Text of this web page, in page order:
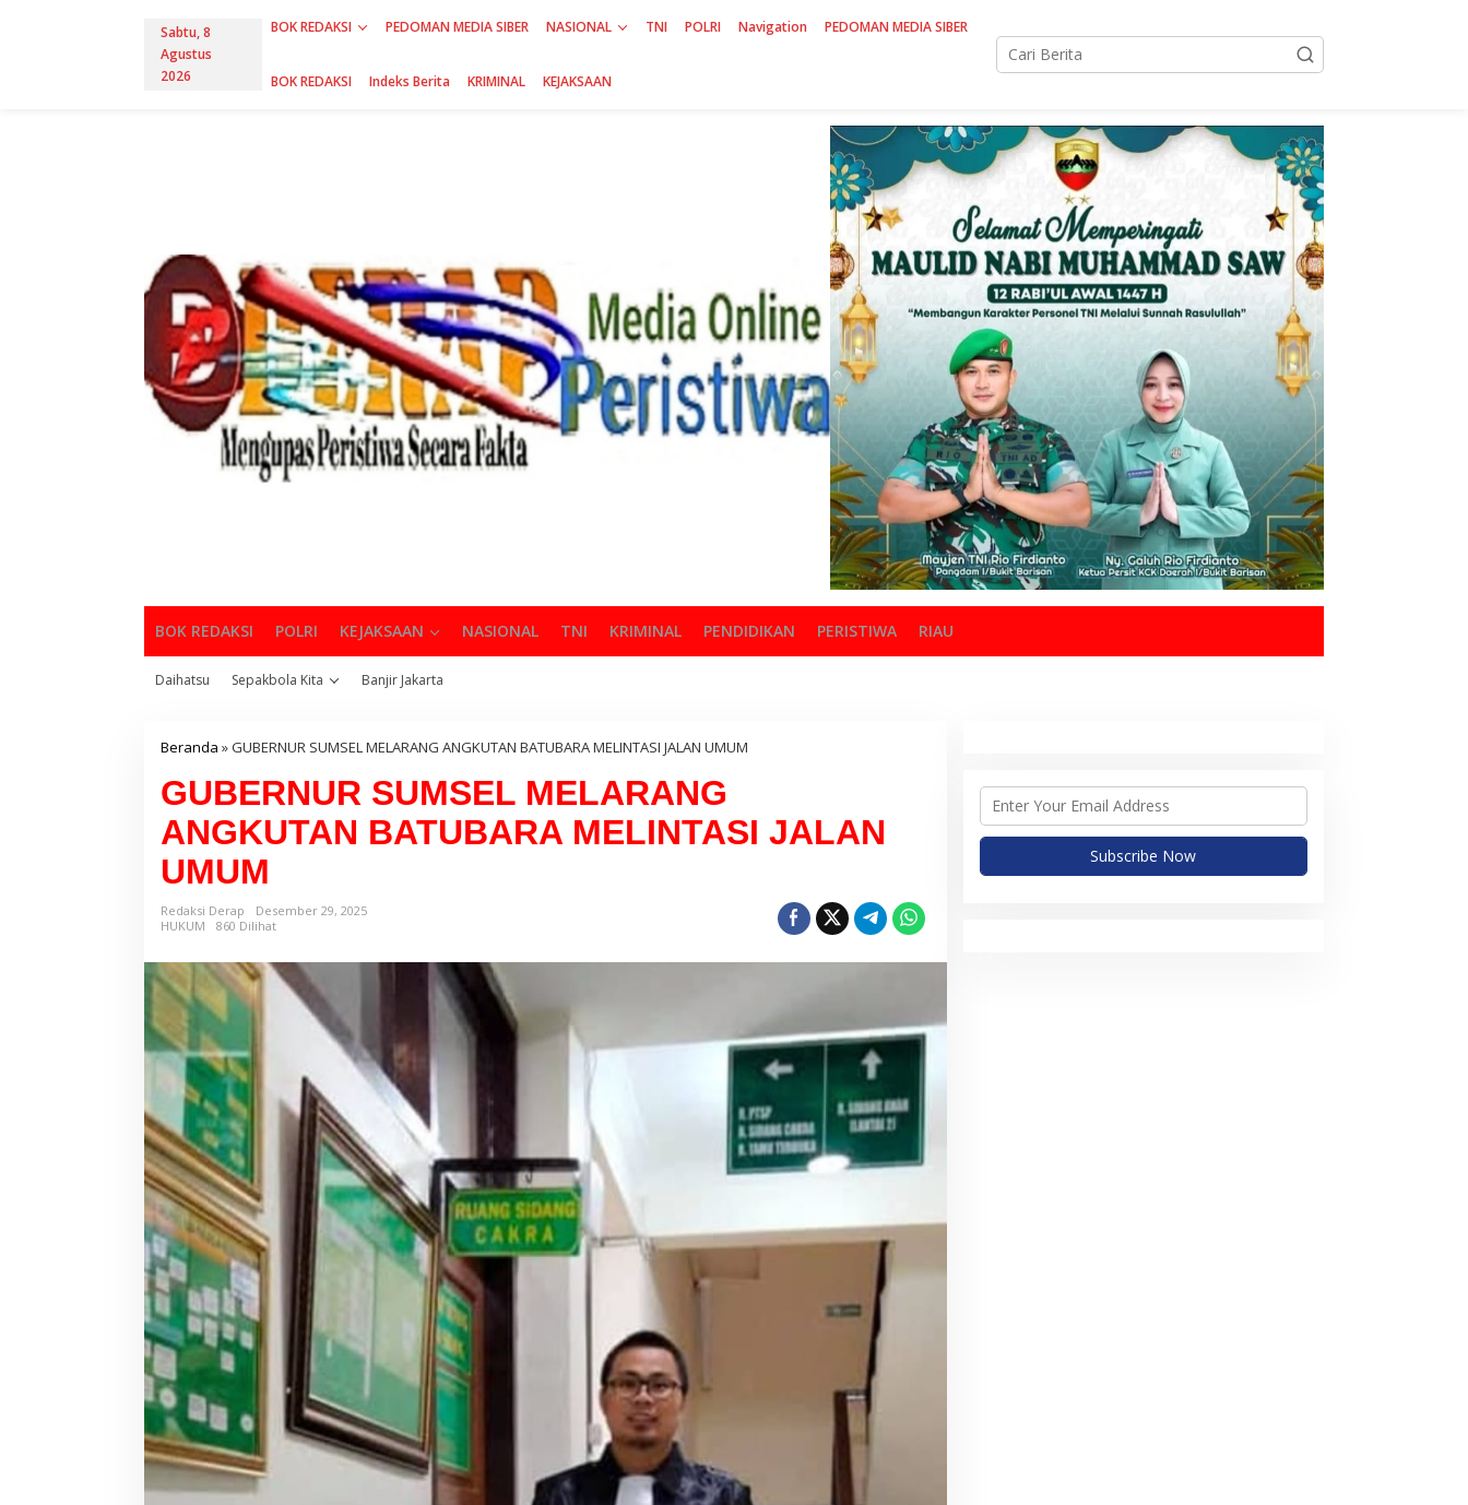
Sabtu, 8
Agustus
2026
BOK REDAKSI PEDOMAN MEDIA SIBER NASIONAL TNI POLRI Navigation PEDOMAN MEDIA SIBER
BOK REDAKSI Indeks Berita KRIMINAL KEJAKSAAN
BOK REDAKSI POLRI KEJAKSAAN NASIONAL TNI KRIMINAL PENDIDIKAN PERISTIWA RIAU
Daihatsu Sepakbola Kita Banjir Jakarta
Beranda »GUBERNUR SUMSEL MELARANG ANGKUTAN BATUBARA MELINTASI JALAN UMUM
GUBERNUR SUMSEL MELARANG
ANGKUTAN BATUBARA MELINTASI JALAN
UMUM
Redaksi Derap
Desember 29, 2025
HUKUM
860 Dilihat